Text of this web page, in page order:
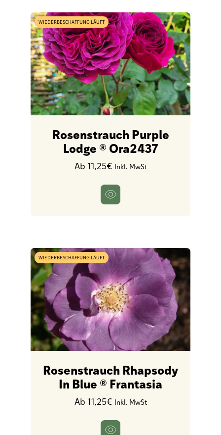
WIEDERBESCHAFFUNG LÄUFT
Rosenstrauch Purple
Lodge ® Ora2437
Ab 11,25€ Inkl. MwSt
WIEDERBESCHAFFUNG LÄUFT
Rosenstrauch Rhapsody
In Blue ® Frantasia
Ab 11,25€ Inkl. MwSt